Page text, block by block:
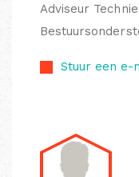
Adviseur
Stuur een e-